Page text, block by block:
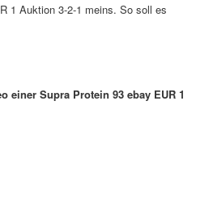
1 Auktion 3-2-1 meins. So soll es
einer Supra Protein 93 ebay EUR 1